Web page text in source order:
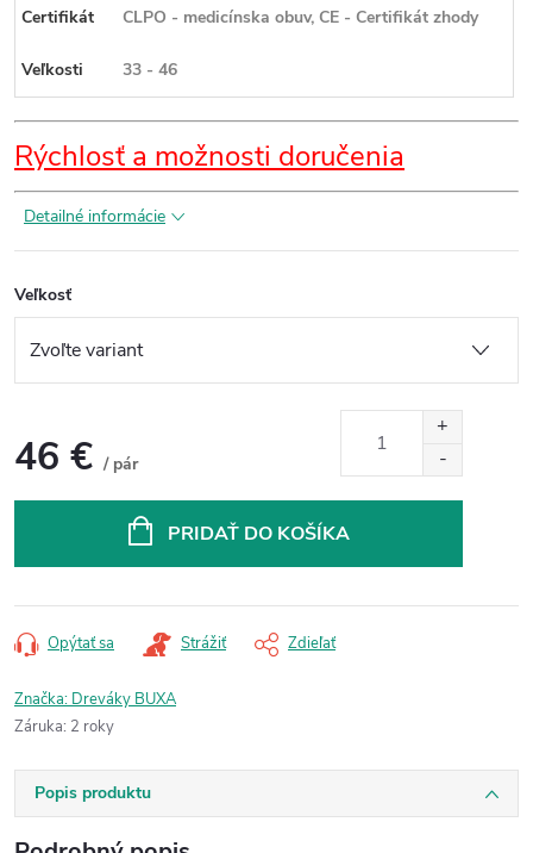
Certifikát CLPO - medicínska obuv, CE - Certifikát zhody
Veľkosti 33 - 46
Rýchlosť a možnosti doručenia
Detailné informácie
Veľkosť
46 € / pár
PRIDAŤ DO KOŠÍKA
Opýtať sa Strážiť Zdieľať
Značka: Dreváky BUXA
Záruka: 2 roky
Popis produktu